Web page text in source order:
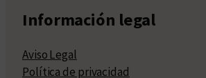
Información legal
Aviso Legal
Política de privacidad